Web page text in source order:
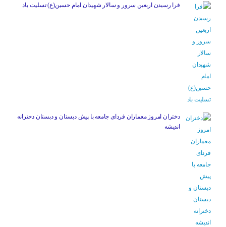
فرا رسیدن اربعین سرور و سالار شهیدان امام حسین(ع) تسلیت باد
دختران امروز معماران فردای جامعه با پیش دبستان و دبستان دخترانه
اندیشه